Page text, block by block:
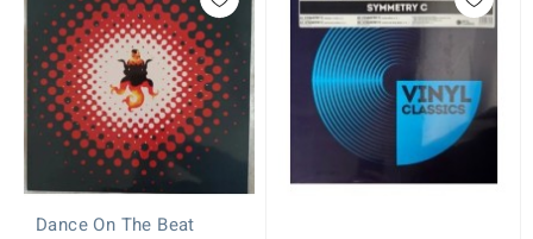
Dance On The Beat